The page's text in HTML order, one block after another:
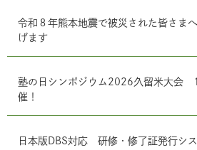
令和８年熊本地震で被災された皆さま
げます
塾の日シンポジウム2026久留米大会
催！
日本版DBS対応 研修・修了証発行シ